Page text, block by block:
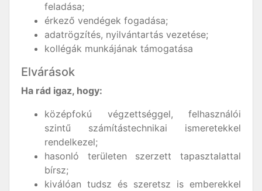
feladása;
érkező vendégek fogadása;
adatrögzítés, nyilvántartás vezetése;
kollégák munkájának támogatása
Elvárások
Ha rád igaz, hogy:
középfokú végzettséggel, felhasználói
szintű számítástechnikai ismeretekkel
rendelkezel;
hasonló területen szerzett tapasztalattal
bírsz;
kiválóan tudsz és szeretsz is emberekkel